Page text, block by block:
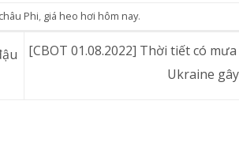
Phi, giá heo hơi hôm nay.
[CBOT 01.08.2022] Thời tiết có
Ukraine